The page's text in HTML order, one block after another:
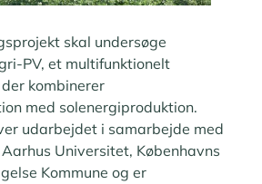
skal undersøge
PV, et multifunktionelt
kombinerer
med solenergiproduktion.
udarbejdet i samarbejde med
Universitet, Københavns
Kommune og er